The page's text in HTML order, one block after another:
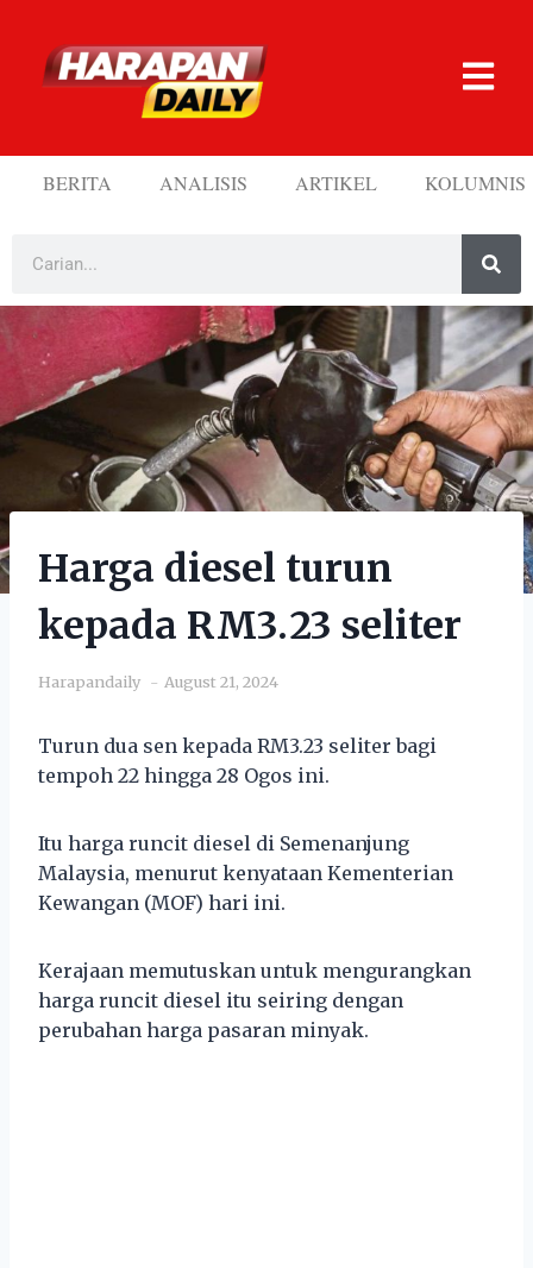
BERITA ANALISIS ARTIKEL KOLUMNIS
Harga diesel turun
kepada RM3.23 seliter
Harapandaily August 21, 2024
Turun dua sen kepada RM3.23 seliter bagi
tempoh 22 hingga 28 Ogos ini.
Itu harga runcit diesel di Semenanjung
Malaysia, menurut kenyataan Kementerian
Kewangan (MOF) hari ini.
Kerajaan memutuskan untuk mengurangkan
harga runcit diesel itu seiring dengan
perubahan harga pasaran minyak.